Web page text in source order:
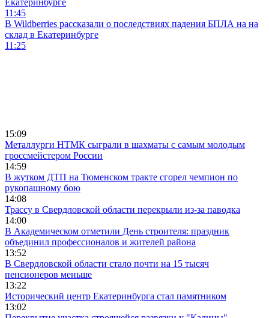
Екатеринбурге
11:45
В Wildberries рассказали о последствиях падения БПЛА на на
склад в Екатеринбурге
11:25
15:09
Металлурги НТМК сыграли в шахматы с самым молодым
гроссмейстером России
14:59
В жутком ДТП на Тюменском тракте сгорел чемпион по
рукопашному бою
14:08
Трассу в Свердловской области перекрыли из-за паводка
14:00
В Академическом отметили День строителя: праздник
объединил профессионалов и жителей района
13:52
В Свердловской области стало почти на 15 тысяч
пенсионеров меньше
13:22
Исторический центр Екатеринбурга стал памятником
13:02